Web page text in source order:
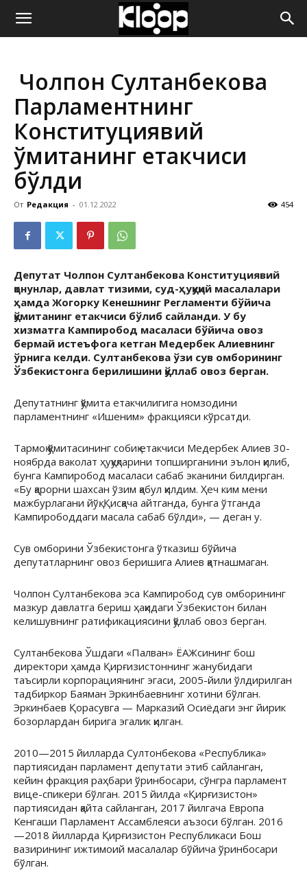
ҚИРҒИЗИСТОН
ЯНГИЛИКЛАРИ
Чолпон Султанбекова
Парламентнинг
Конституциявий
қўмитанинг етакчиси
бўлди
От Редакция - 01.12.2022 454
Депутат Чолпон Султанбекова Конституциявий
қонунлар, давлат тизими, суд-ҳуқуқий масалалари
ҳамда Жогорку Кенешнинг Регламенти бўйича
қўмитанинг етакчиси бўлиб сайланди. У бу
хизматга Кампиробод масаласи бўйича овоз
бермай истеъфога кетган Медербек Алиевнинг
ўрнига келди. Султанбекова ўзи сув омборининг
Ўзбекистонга берилишини қўллаб овоз берган.
Депутатнинг қўмита етакчилигига номзодини
парламентнинг «Ишеним» фракцияси кўрсатди.
Тармоқ қўмитасининг собиқ етакчиси Медербек Алиев 30-
ноябрда ваколат ҳуқуқларини топширганини эълон қилиб,
бунга Кампиробод масаласи сабаб эканини билдирган.
«Бу қарорни шахсан ўзим қабул қилдим. Ҳеч ким мени
мажбурлагани йўқ. Қисқача айтганда, бунга ўтганда
Кампирободдаги масала сабаб бўлди», — деган у.
Сув омборини Ўзбекистонга ўтказиш бўйича
депутатларнинг овоз беришига Алиев қатнашмаган.
Чолпон Султанбекова эса Кампиробод сув омборининг
мазкур давлатга бериш ҳақидаги Ўзбекистон билан
келишувнинг ратификациясини қўллаб овоз берган.
Султанбекова Ўшдаги «Палван» ЁАЖсининг бош
директори ҳамда Қирғизистоннинг жанубидаги
таъсирли корпорациянинг эгаси, 2005-йили ўлдирилган
тадбиркор Баяман Эркинбаевнинг хотини бўлган.
Эркинбаев Қорасувга — Марказий Осиёдаги энг йирик
бозорлардан бирига эгалик қилган.
2010—2015 йилларда Султонбекова «Республика»
партиясидан парламент депутати этиб сайланган,
кейин фракция раҳбари ўринбосари, сўнгра парламент
вице-спикери бўлган. 2015 йилда «Қирғизистон»
партиясидан қайта сайланган, 2017 йилгача Европа
Кенгаши Парламент Ассамблеяси аъзоси бўлган. 2016
—2018 йилларда Қирғизистон Республикаси Бош
вазирининг ижтимоий масалалар бўйича ўринбосари
бўлган.